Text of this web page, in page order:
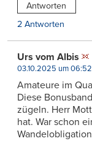
Antworten
2 Antworten
Urs vom Albis
03.10.2025 um 06:52
Amateure im
Diese
zügeln. Herr
hat. War schon